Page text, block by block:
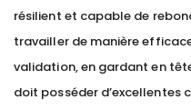
résilient et capable de
travailler de manière
validation, en gardant en
doit posséder d’excellentes